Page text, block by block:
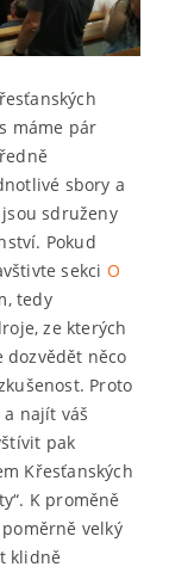
máme pár
sbory a
sdruženy
Pokud
sekci O
tedy
ze kterých
dozvědět něco
Proto
najít váš
pak
Křesťanských
K proměně
velký
klidně